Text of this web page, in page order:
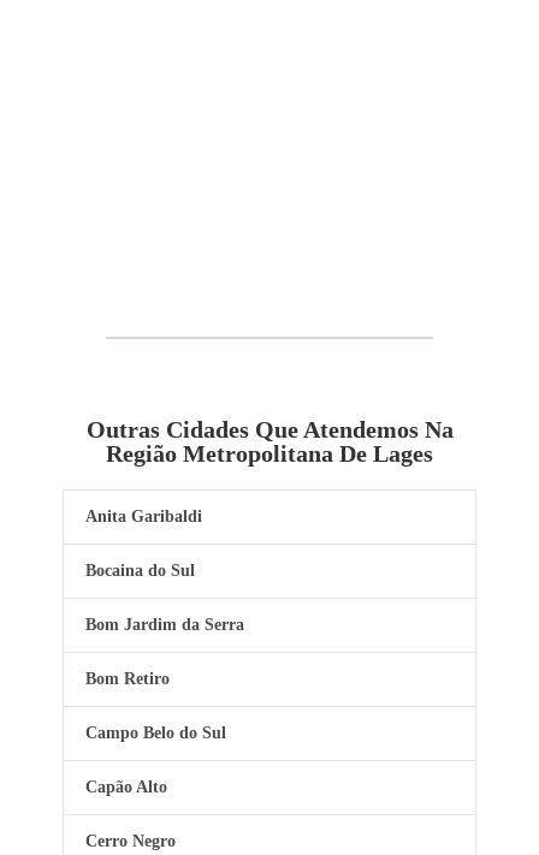
Outras Cidades Que Atendemos Na
Região Metropolitana De Lages
Anita Garibaldi
Bocaina do Sul
Bom Jardim da Serra
Bom Retiro
Campo Belo do Sul
Capão Alto
Cerro Negro